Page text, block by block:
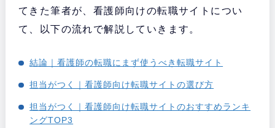
てきた筆者が、看護師向けの転職サイトについ
て、以下の流れで解説していきます。
結論｜看護師の転職にまず使うべき転職サイト
担当がつく｜看護師向け転職サイトの選び方
担当がつく｜看護師向け転職サイトのおすすめランキ
ングTOP3